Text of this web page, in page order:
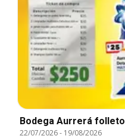
Bodega Aurrerá folleto
22/07/2026- 19/08/2026